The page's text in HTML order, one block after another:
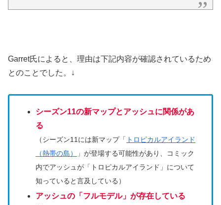
Garret氏によると、理由は下記内容が確認されているため
とのことでした。↓
シーズン11の新マップとアッシュに関係があ
る
（シーズン11には新マップ「 トロピカルアイランド
（熱帯の島）
」が登場する可能性があり、コミック
内でアッシュが「トロピカルアイランド」について
知っていると言及している）
アッシュの「フルモデル」が存在している